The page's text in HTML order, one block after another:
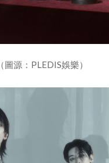
（圖源：PLEDIS娛樂）